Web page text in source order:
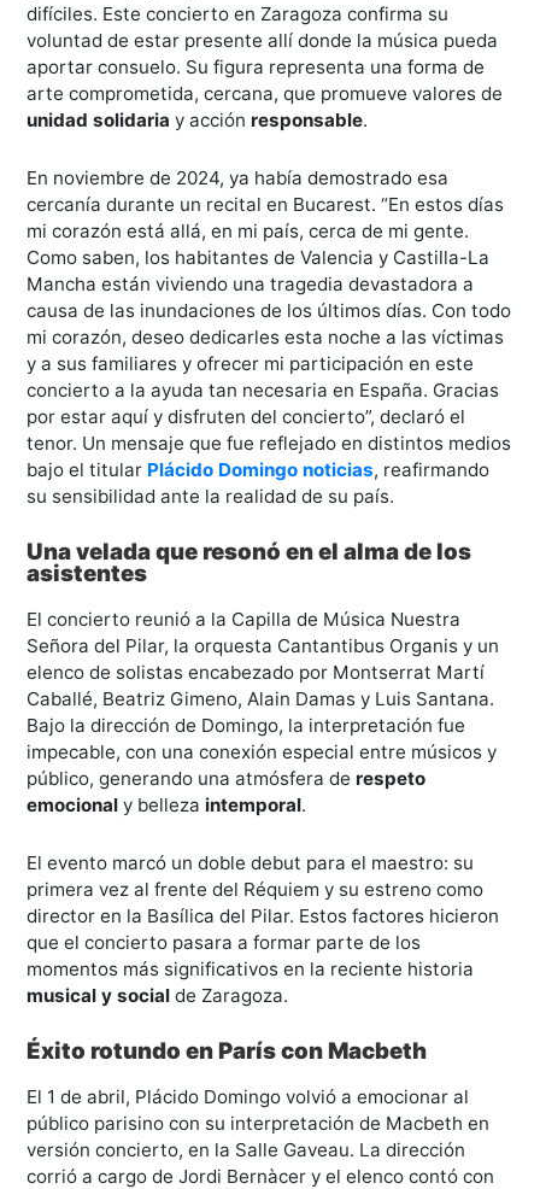
difíciles. Este concierto en Zaragoza confirma su
voluntad de estar presente allí donde la música pueda
aportar consuelo. Su figura representa una forma de
arte comprometida, cercana, que promueve valores de
unidad solidaria y acción responsable.
En noviembre de 2024, ya había demostrado esa
cercanía durante un recital en Bucarest. “En estos días
mi corazón está allá, en mi país, cerca de mi gente.
Como saben, los habitantes de Valencia y Castilla-La
Mancha están viviendo una tragedia devastadora a
causa de las inundaciones de los últimos días. Con todo
mi corazón, deseo dedicarles esta noche a las víctimas
y a sus familiares y ofrecer mi participación en este
concierto a la ayuda tan necesaria en España. Gracias
por estar aquí y disfruten del concierto”, declaró el
tenor. Un mensaje que fue reflejado en distintos medios
bajo el titular Plácido Domingo noticias, reafirmando
su sensibilidad ante la realidad de su país.
Una velada que resonó en el alma de los
asistentes
El concierto reunió a la Capilla de Música Nuestra
Señora del Pilar, la orquesta Cantantibus Organis y un
elenco de solistas encabezado por Montserrat Martí
Caballé, Beatriz Gimeno, Alain Damas y Luis Santana.
Bajo la dirección de Domingo, la interpretación fue
impecable, con una conexión especial entre músicos y
público, generando una atmósfera de respeto
emocional y belleza intemporal.
El evento marcó un doble debut para el maestro: su
primera vez al frente del Réquiem y su estreno como
director en la Basílica del Pilar. Estos factores hicieron
que el concierto pasara a formar parte de los
momentos más significativos en la reciente historia
musical y social de Zaragoza.
Éxito rotundo en París con Macbeth
El 1 de abril, Plácido Domingo volvió a emocionar al
público parisino con su interpretación de Macbeth en
versión concierto, en la Salle Gaveau. La dirección
corrió a cargo de Jordi Bernàcer y el elenco contó con